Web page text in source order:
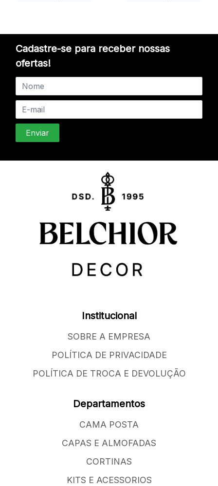
Cadastre-se para receber nossas
ofertas!
Institucional
SOBRE A EMPRESA
POLÍTICA DE PRIVACIDADE
POLÍTICA DE TROCA E DEVOLUÇÃO
Departamentos
CAMA POSTA
CAPAS E ALMOFADAS
CORTINAS
KITS E ACESSORIOS